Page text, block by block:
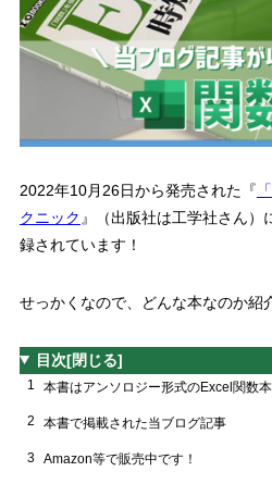
2022年10月 26日から発売された『
クニック 』（出版社は工学社さん）
録されています！
せっかくなので、どんな本なのか紹
目次[閉じる]
1 本書はアンソロジー形式のExcel関数本
2 本書で掲載された当ブログ記事
3 Amazon等で販売中です！